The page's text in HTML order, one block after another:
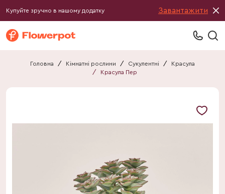
Купуйте зручно в нашому додатку Завантажити
Головна / Кімнатні рослини / Сукулентні /
Красула
/
Красула Пер